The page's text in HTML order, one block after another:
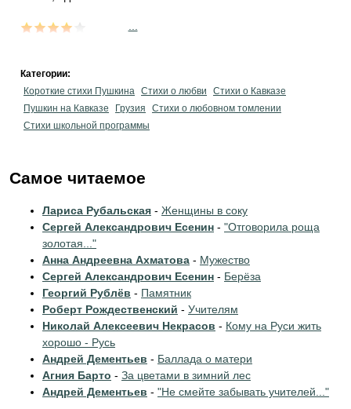
Категории:
Короткие стихи Пушкина Стихи о любви
Стихи о Кавказе
Пушкин на Кавказе
Грузия
Стихи о любовном томлении
Стихи школьной программы
Самое читаемое
Лариса Рубальская - Женщины в соку
Сергей Александрович Есенин - "Отговорила роща
золотая..."
Анна Андреевна Ахматова - Мужество
Сергей Александрович Есенин - Берёза
Георгий Рублёв - Памятник
Роберт Рождественский - Учителям
Николай Алексеевич Некрасов - Кому на Руси жить
хорошо - Русь
Андрей Дементьев - Баллада о матери
Агния Барто - За цветами в зимний лес
Андрей Дементьев - "Не смейте забывать учителей..."